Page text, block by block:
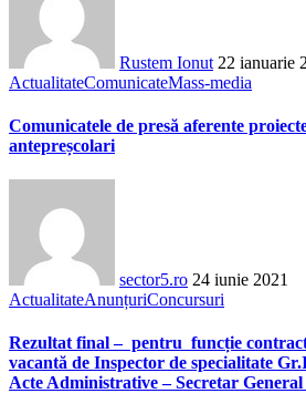
Rustem Ionut 22 ianuarie
ActualitateComunicateMass-media
Comunicatele de presă aferente
antepreșcolari
sector5.ro 24 iunie 2021
ActualitateAnunțuriConcursuri
Rezultat final – pentru funcție
vacantă de Inspector de specialitate
Acte Administrative – Secretar